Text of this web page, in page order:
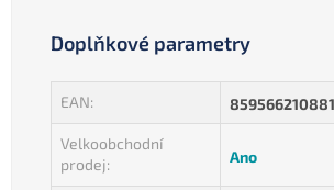
Doplňkové parametry
EAN:
Velkoobchodní
prodej: Ano